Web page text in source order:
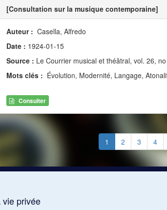
[Consultation sur la musique contemporaine]
Auteur : Casella, Alfredo
Date : 1924-01-15
Source : Le Courrier musical et théâtral, vol. 26,
Mots clés : Évolution, Modernité, Langage,
Consulter
1 2 3 4
vie privée